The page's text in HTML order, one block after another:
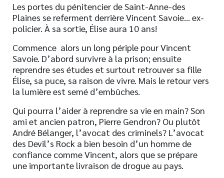
CONTACT
Les portes du pénitencier de Saint-Anne-des
Plaines se referment derrière Vincent Savoie… ex-
policier. À sa sortie, Élise aura 10 ans!
Commence alors un long périple pour Vincent
Savoie. D’abord survivre à la prison; ensuite
reprendre ses études et surtout retrouver sa fille
Élise, sa puce, sa raison de vivre. Mais le retour vers
la lumière est semé d’embûches.
Qui pourra l’aider à reprendre sa vie en main? Son
ami et ancien patron, Pierre Gendron? Ou plutôt
André Bélanger, l’avocat des criminels? L’avocat
des Devil’s Rock a bien besoin d’un homme de
confiance comme Vincent, alors que se prépare
une importante livraison de drogue au pays.